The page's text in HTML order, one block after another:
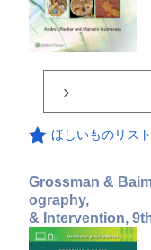
ほしいものリス
Grossman &
ography,
& Intervention,